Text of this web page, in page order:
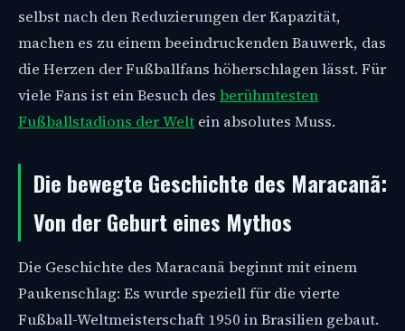
selbst nach den Reduzierungen der Kapazität,
machen es zu einem beeindruckenden Bauwerk, das
die Herzen der Fußballfans höherschlagen lässt. Für
viele Fans ist ein Besuch des berühmtesten
Fußballstadions der Welt ein absolutes Muss.
Die bewegte Geschichte des Maracanã:
Von der Geburt eines Mythos
Die Geschichte des Maracanã beginnt mit einem
Paukenschlag: Es wurde speziell für die vierte
Fußball-Weltmeisterschaft 1950 in Brasilien gebaut.